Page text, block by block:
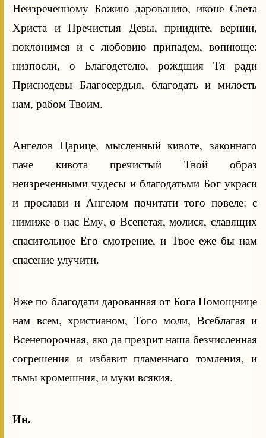
Неизреченному Божию дарованию, иконе Света
Христа и Пречистыя Девы, приидите, вернии,
поклонимся и с любовию припадем, вопиюще:
низпосли, о Благодетелю, рождшия Тя ради
Приснодевы Благосердыя, благодать и милость
нам, рабом Твоим.
Ангелов Царице, мысленный кивоте, законнаго
паче кивота пречистый Твой образ
неизреченными чудесы и благодатьми Бог украси
и прослави и Ангелом почитати того повеле: с
нимиже о нас Ему, о Всепетая, молися, славящих
спасительное Его смотрение, и Твое еже бы нам
спасение улучити.
Яже по благодати дарованная от Бога Помощнице
нам всем, христианом, Того моли, Всеблагая и
Всенепорочная, яко да презрит наша безчисленная
согрешения и избавит пламеннаго томления, и
тьмы кромешния, и муки всякия.
Ин.